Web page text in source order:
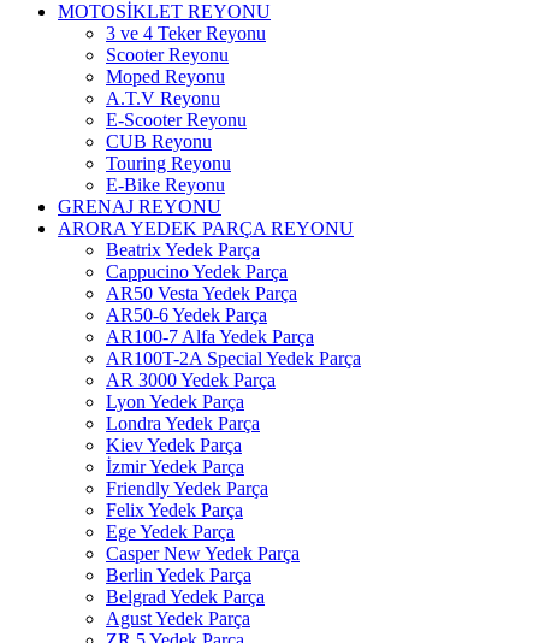
MOTOSİKLET REYONU
3 ve 4 Teker Reyonu
Scooter Reyonu
Moped Reyonu
A.T.V Reyonu
E-Scooter Reyonu
CUB Reyonu
Touring Reyonu
E-Bike Reyonu
GRENAJ REYONU
ARORA YEDEK PARÇA REYONU
Beatrix Yedek Parça
Cappucino Yedek Parça
AR50 Vesta Yedek Parça
AR50-6 Yedek Parça
AR100-7 Alfa Yedek Parça
AR100T-2A Special Yedek Parça
AR 3000 Yedek Parça
Lyon Yedek Parça
Londra Yedek Parça
Kiev Yedek Parça
İzmir Yedek Parça
Friendly Yedek Parça
Felix Yedek Parça
Ege Yedek Parça
Casper New Yedek Parça
Berlin Yedek Parça
Belgrad Yedek Parça
Agust Yedek Parça